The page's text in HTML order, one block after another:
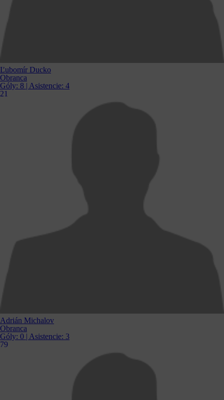
Ľubomír Ducko
Obranca
Góly: 8 | Asistencie: 4
21
Adrián Michalov
Obranca
Góly: 0 | Asistencie: 3
79